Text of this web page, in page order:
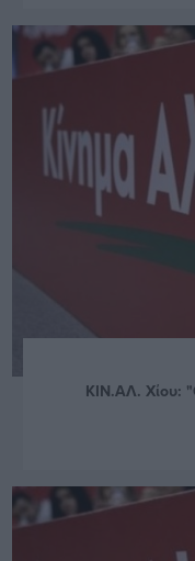
ΚΙΝ.ΑΛ. Χίου: